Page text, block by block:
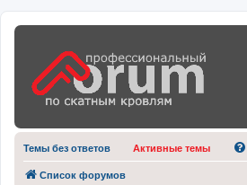
Темы без ответов Активные темы
Список форумов